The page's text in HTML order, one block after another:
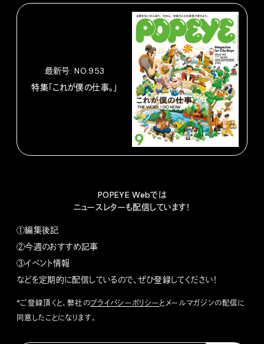
最新号: NO.953
特集「これが僕の仕事。」
POPEYE Webでは
ニュースレターも配信しています！
①編集後記
②今週のおすすめ記事
③イベント情報
などを定期的に配信しているので、ぜひ登録してください！
*ご登録頂くと、弊社のプライバシーポリシーとメールマガジンの配信に
同意したことになります。